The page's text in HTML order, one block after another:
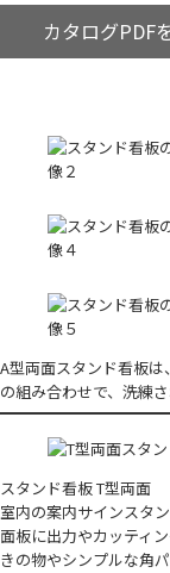
カタログPDF
A型両面スタンド看板
の組み合わせで、洗練
スタンド看板 T型両面
室内の案内サインスタ
面板に出力やカッティ
きの物やシンプルな角